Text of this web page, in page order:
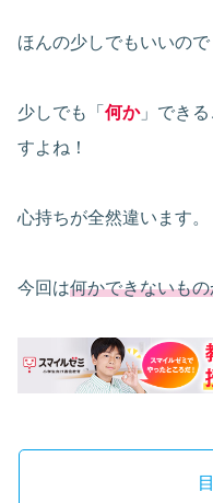
ほんの少しでもいいので
少しでも「 何か」でき
すよね！
心持ちが全然違います。
今回は何かできないも